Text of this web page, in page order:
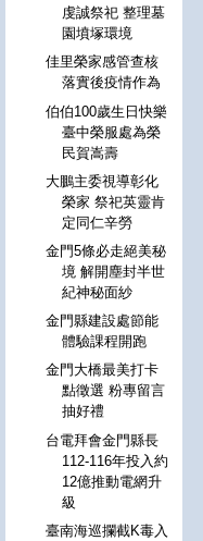
虔誠祭祀 整理墓
園墳塚環境
佳里榮家感管查核
落實後疫情作為
伯伯100歲生日快樂
臺中榮服處為榮
民賀嵩壽
大鵬主委視導彰化
榮家 祭祀英靈肯
定同仁辛勞
金門5條必走絕美秘
境 解開塵封半世
紀神秘面紗
金門縣建設處節能
體驗課程開跑
金門大橋最美打卡
點徵選 粉專留言
抽好禮
台電拜會金門縣長
112-116年投入約
12億推動電網升
級
臺南海巡攔截K毒入